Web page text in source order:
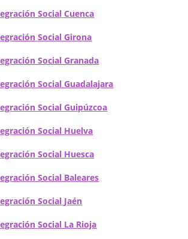
Social Cuenca
Social Girona
Social Granada
Social Guadalajara
Social Guipúzcoa
Social Huelva
Social Huesca
Social Baleares
Social Jaén
Social La Rioja